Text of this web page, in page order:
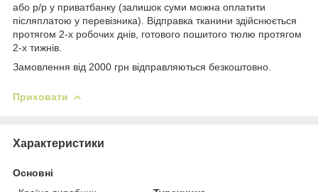
або р/р у приватбанку (залишок суми можна оплатити
післяплатою у перевізника). Відправка тканини здійснюється
протягом 2-х робочих днів, готового пошитого тюлю протягом
2-х тижнів.
Замовлення від 2000 грн відправляються безкоштовно.
Приховати
Характеристики
Основні